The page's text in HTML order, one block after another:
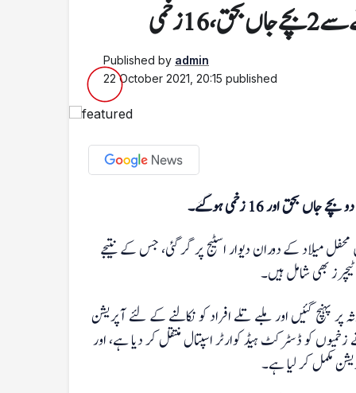
زخمی
Published by admin
22 October 2021, 20:15 published
اور 16 زخمی ہوگئے۔
میلاد کے دوران دیوار اسٹیج پر گر گئی، جس کے نتیجے
پر پہنچ گئیں اور ملبے تلے افراد کو نکالنے کے لئے آپریشن
رضاکاروں نے زخمیوں کو ڈسٹرکٹ ہیڈ کوارٹر اسپتال منتقل کر دیا ہے، اور
مکمل کر لیا ہے۔